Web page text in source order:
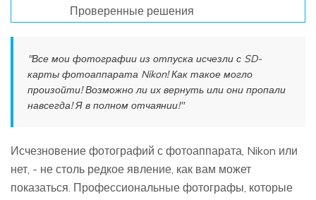
Проверенные решения
"Все мои фотографии из отпуска исчезли с SD-
карты фотоаппарата Nikon! Как такое могло
произойти! Возможно ли их вернуть или они пропали
навсегда! Я в полном отчаянии!"
Исчезновение фотографий с фотоаппарата, Nikon или
нет, - не столь редкое явление, как вам может
показаться. Профессиональные фотографы, которые